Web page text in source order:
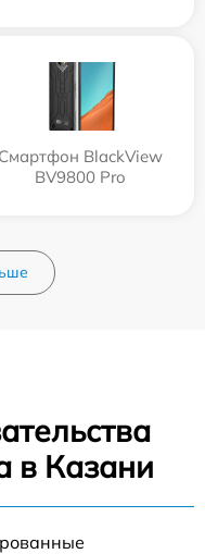
Смартфон BlackView
BV9800 Pro
в Казани